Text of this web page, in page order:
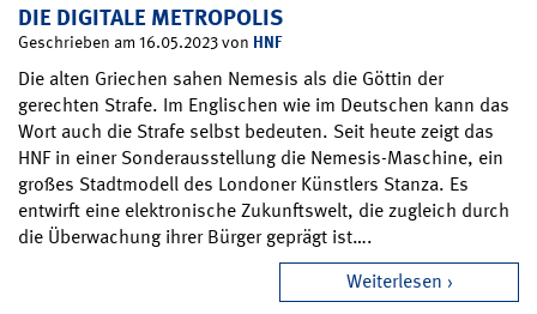
DIE DIGITALE METROPOLIS
Geschrieben am 16.05.2023 von HNF
Die alten Griechen sahen Nemesis als die Göttin der
gerechten Strafe. Im Englischen wie im Deutschen kann das
Wort auch die Strafe selbst bedeuten. Seit heute zeigt das
HNF in einer Sonderausstellung die Nemesis-Maschine, ein
großes Stadtmodell des Londoner Künstlers Stanza. Es
entwirft eine elektronische Zukunftswelt, die zugleich durch
die Überwachung ihrer Bürger geprägt ist….
Weiterlesen